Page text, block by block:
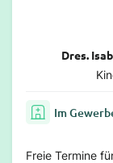
Dres.
Im
Freie Termine